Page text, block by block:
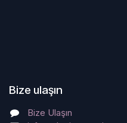
Bize ulaşın
Bize Ulaşın